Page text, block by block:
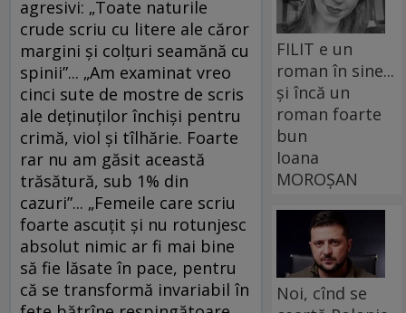
agresivi: „Toate naturile
crude scriu cu litere ale căror
margini și colțuri seamănă cu
spinii”... „Am examinat vreo
cinci sute de mostre de scris
ale deținuților închiși pentru
crimă, viol și tîlhărie. Foarte
rar nu am găsit această
trăsătură, sub 1% din
cazuri”... „Femeile care scriu
foarte ascuțit și nu rotunjesc
absolut nimic ar fi mai bine
să fie lăsate în pace, pentru
că se transformă invariabil în
FILIT e un
roman în sine...
și încă un
roman foarte
bun
Ioana
MOROȘAN
Noi, cînd se